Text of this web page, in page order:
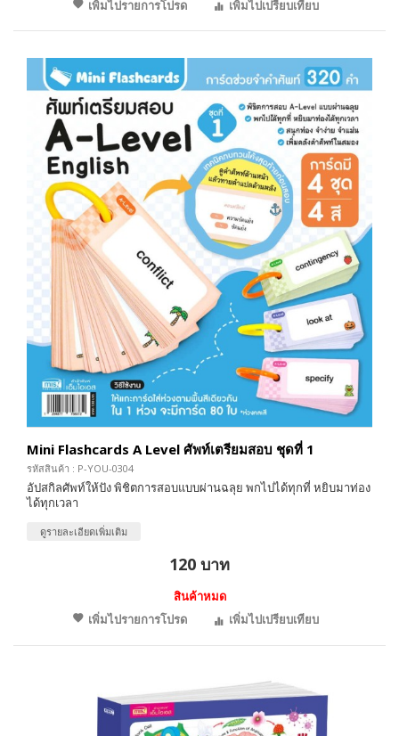
เพิ่มไปรายการโปรด เพิ่มไปเปรียบเทียบ
Mini Flashcards A Level ศัพท์เตรียมสอบ ชุดที่ 1
รหัสสินค้า : P-YOU-0304
อัปสกิลศัพท์ให้ปัง พิชิตการสอบแบบผ่านฉลุย พกไปได้ทุกที่ หยิบมาท่อง
ได้ทุกเวลา
ดูรายละเอียดเพิ่มเติม
120 บาท
สินค้าหมด
เพิ่มไปรายการโปรด
เพิ่มไปเปรียบเทียบ